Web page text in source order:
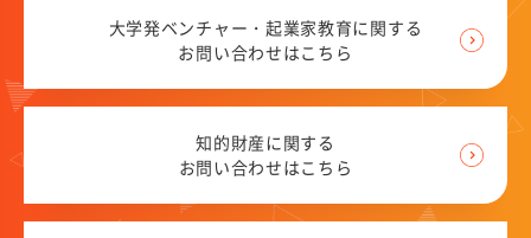
大学発ベンチャー・起業家教育に関する
お問い合わせはこちら
知的財産に関する
お問い合わせはこちら